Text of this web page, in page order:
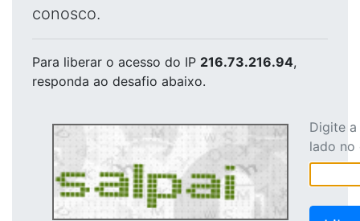
conosco.
Para liberar o acesso do IP 216.73.216.94,
responda ao desafio abaixo.
Digite
lado no